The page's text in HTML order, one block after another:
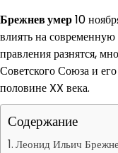
Брежнев умер10
влиять на
правления разнятся,
Советского Союза и
половине XX века.
Содержание
Леонид Ильич